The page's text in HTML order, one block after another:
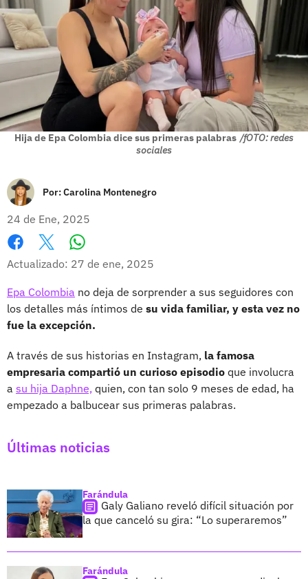
Hija de Epa Colombia dice sus primeras palabras /fOTO: redes
sociales
Por:Carolina Montenegro
24 de Ene, 2025
Facebook
X
Actualizado: 27 de ene, 2025
Epa Colombia no deja de sorprender a sus seguidores con
los detalles más íntimos de su vida familiar, y esta vez no
fue la excepción.
A través de sus historias en Instagram, la famosa
empresaria compartió un curioso episodio que involucra
a su hija Daphne, quien, con tan solo 9 meses de edad, ha
empezado a balbucear sus primeras palabras.
Últimas noticias
Farándula
Galy Galiano reveló difícil situación por
la que canceló su gira: “Lo superaremos”
Farándula